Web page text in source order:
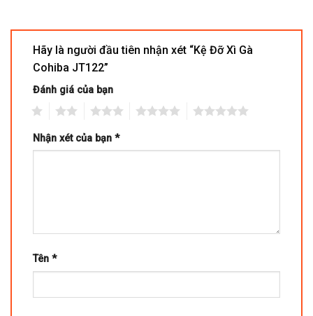
Hãy là người đầu tiên nhận xét “Kệ Đỡ Xì Gà
Cohiba JT122”
Đánh giá của bạn
Nhận xét của bạn *
Tên *